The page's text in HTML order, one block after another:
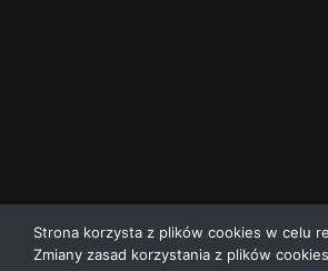
Strona korzysta z plików cookies w celu
Zmiany zasad korzystania z plików